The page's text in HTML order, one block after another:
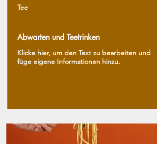
Tee
Abwarten und Teetrinken
Klicke hier, um den Text zu bearbeiten und
füge eigene Informationen hinzu.